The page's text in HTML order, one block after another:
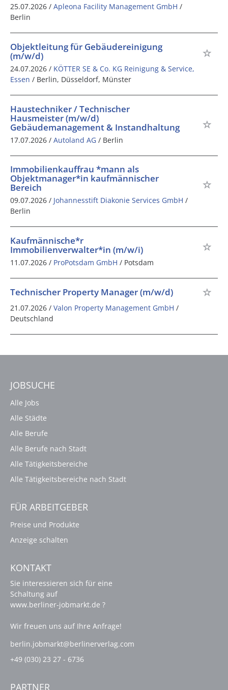
25.07.2026 / Apleona Facility Management GmbH /
Berlin
Objektleitung für Gebäudereinigung
(m/w/d)
24.07.2026 / KÖTTER SE & Co. KG Reinigung & Service,
Essen / Berlin, Düsseldorf, Münster
Haustechniker / Technischer
Hausmeister (m/w/d)
Gebäudemanagement & Instandhaltung
17.07.2026 / Autoland AG / Berlin
Immobilienkauffrau *mann als
Objektmanager*in kaufmännischer
Bereich
09.07.2026 / Johannesstift Diakonie Services GmbH /
Berlin
Kaufmännische*r
Immobilienverwalter*in (m/w/i)
11.07.2026 / ProPotsdam GmbH / Potsdam
Technischer Property Manager (m/w/d)
21.07.2026 / Valon Property Management GmbH /
Deutschland
JOBSUCHE
Alle Jobs
Alle Städte
Alle Berufe
Alle Berufe nach Stadt
Alle Tätigkeitsbereiche
Alle Tätigkeitsbereiche nach Stadt
FÜR ARBEITGEBER
Preise und Produkte
Anzeige schalten
KONTAKT
Sie interessieren sich für eine
Schaltung auf
www.berliner-jobmarkt.de ?
Wir freuen uns auf Ihre Anfrage!
berlin.jobmarkt@berlinerverlag.com
+49 (030) 23 27 - 6736
PARTNER